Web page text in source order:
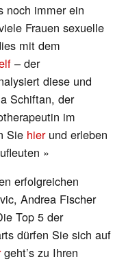
noch immer ein
Frauen sexuelle
mit dem
– der
diese und
Schiftan, der
im
Sie hierund erleben
»
erfolgreichen
Andrea Fischer
Top 5 der
dürfen Sie sich auf
geht’s zu Ihren